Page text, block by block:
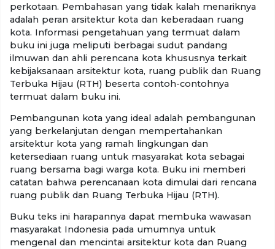
perkotaan. Pembahasan yang tidak kalah menariknya
adalah peran arsitektur kota dan keberadaan ruang
kota. Informasi pengetahuan yang termuat dalam
buku ini juga meliputi berbagai sudut pandang
ilmuwan dan ahli perencana kota khususnya terkait
kebijaksanaan arsitektur kota, ruang publik dan Ruang
Terbuka Hijau (RTH) beserta contoh-contohnya
termuat dalam buku ini.
Pembangunan kota yang ideal adalah pembangunan
yang berkelanjutan dengan mempertahankan
arsitektur kota yang ramah lingkungan dan
ketersediaan ruang untuk masyarakat kota sebagai
ruang bersama bagi warga kota. Buku ini memberi
catatan bahwa perencanaan kota dimulai dari rencana
ruang publik dan Ruang Terbuka Hijau (RTH).
Buku teks ini harapannya dapat membuka wawasan
masyarakat Indonesia pada umumnya untuk
mengenal dan mencintai arsitektur kota dan Ruang